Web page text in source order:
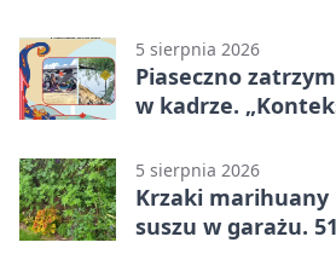
5 sierpnia 2026
Piaseczno
w kadrze.
5 sierpnia 2026
Krzaki marihuany
suszu w garażu.